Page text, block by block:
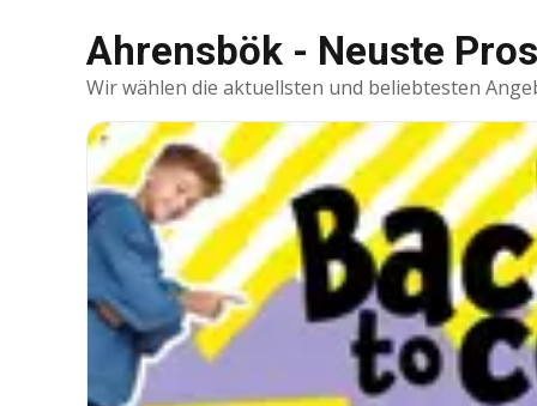
Ahrensbök - Neuste
Wir wählen die aktuellsten und beliebtesten